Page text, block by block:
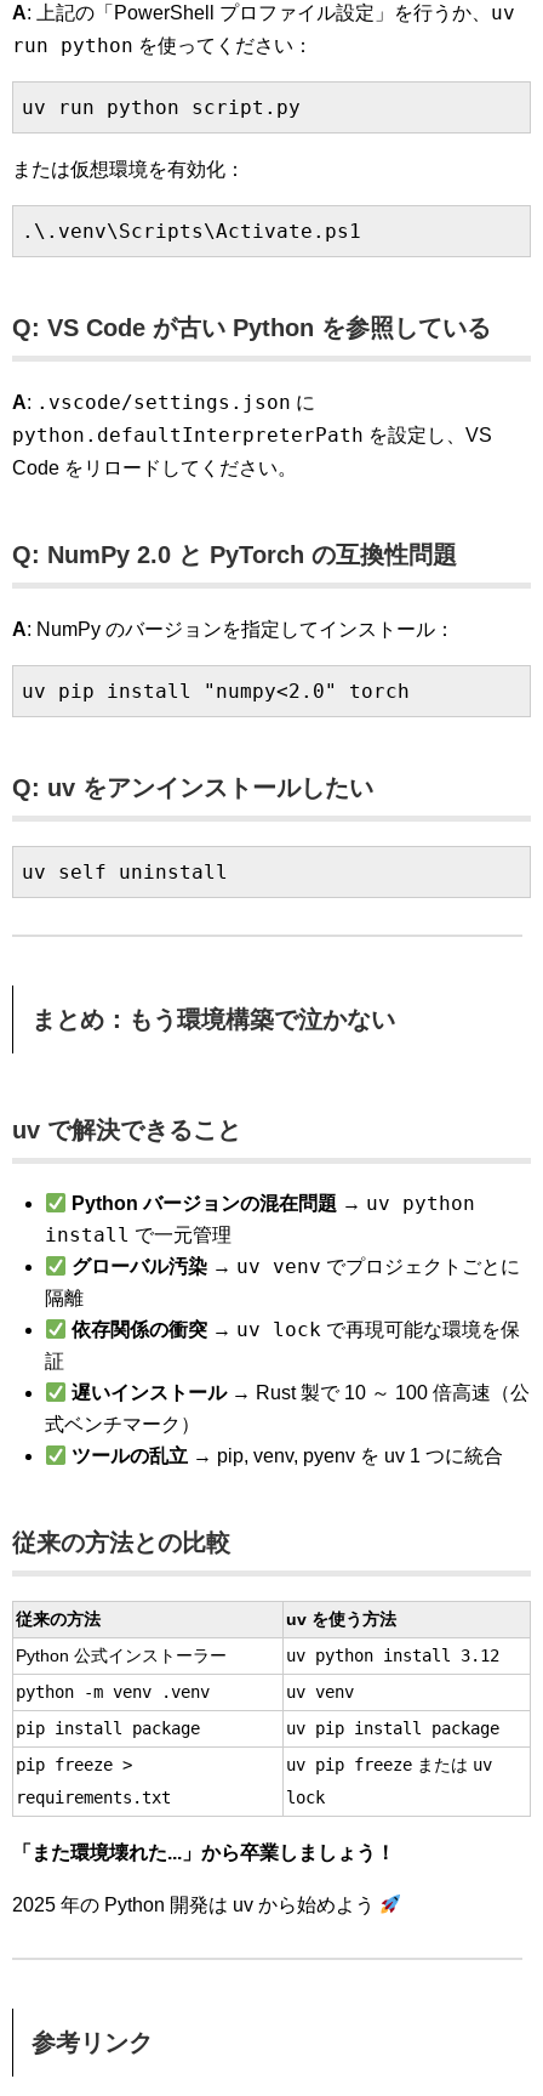
A: 上記の「PowerShell プロファイル設定」を行うか、 uv
run python を使ってください：
または仮想環境を有効化：
Q: VS Code が古い Python を参照している
A: .vscode/settings.json に
python.defaultInterpreterPath を設定し、VS
Code をリロードしてください。
Q: NumPy 2.0 と PyTorch の互換性問題
A: NumPy のバージョンを指定してインストール：
Q: uv をアンインストールしたい
まとめ：もう環境構築で泣かない
uv で解決できること
Python バージョンの混在問題 → uv python
install で一元管理
グローバル汚染 → uv venv でプロジェクトごとに
隔離
依存関係の衝突 → uv lock で再現可能な環境を保
証
遅いインストール→ Rust 製で 10 ～ 100 倍高速（公
式ベンチマーク）
ツールの乱立 → pip, venv, pyenv を uv 1 つに統合
従来の方法との比較
従来の方法
uv を使う方法
Python 公式インストーラー
uv python install 3.12
python -m venv .venv
uv venv
pip install package
uv pip install package
pip freeze >
requirements.txt
uv pip freeze または uv
lock
「また環境壊れた...」から卒業しましょう！
2025 年の Python 開発は uv から始めよう
参考リンク